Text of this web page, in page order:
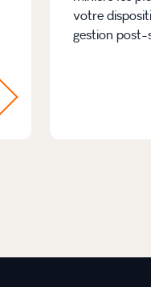
votre
gestion post-